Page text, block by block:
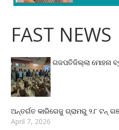
FAST NEWS
ଗଜପତିଜିଲ୍ଲା ମୋହନା
ଅନ୍ତର୍ଗତ କାରିଗେଜୁ ଗ୍ରାମରୁ ୨.୮ ଟନ୍
April 7, 2026